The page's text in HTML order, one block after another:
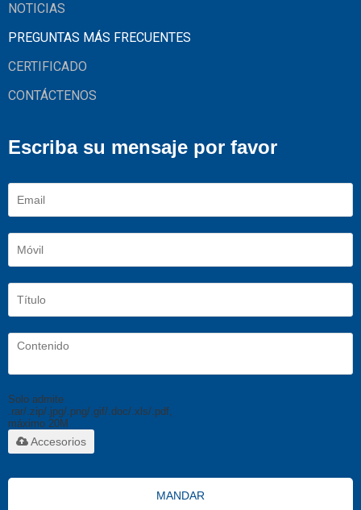
NOTICIAS
PREGUNTAS MÁS FRECUENTES
CERTIFICADO
CONTÁCTENOS
Escriba su mensaje por favor
Solo admite
.rar/.zip/.jpg/.png/.gif/.doc/.xls/.pdf,
máximo 20M
Accesorios
MANDAR